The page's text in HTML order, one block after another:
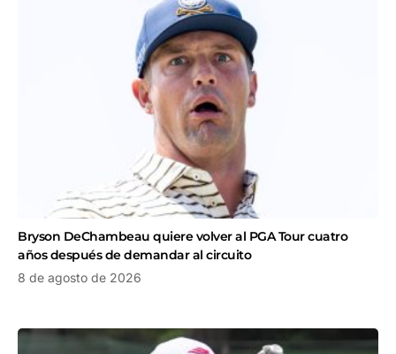
Bryson DeChambeau quiere volver al PGA Tour cuatro
años después de demandar al circuito
8 de agosto de 2026